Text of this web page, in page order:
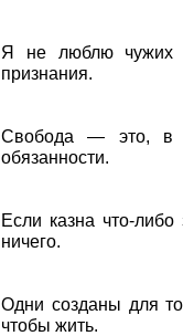
Я не люблю чужих
признания.
Свобода — это, в
обязанности.
Если казна что-либо
ничего.
Одни созданы для
чтобы жить.